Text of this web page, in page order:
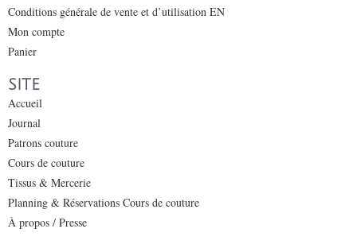
Conditions générale de vente et d’utilisation EN
Mon compte
Panier
SITE
Accueil
Journal
Patrons couture
Cours de couture
Tissus & Mercerie
Planning & Réservations Cours de couture
À propos / Presse